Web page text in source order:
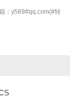
：y569#qq.com(#转